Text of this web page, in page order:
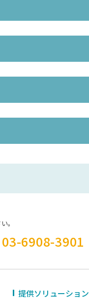
提供ソリューション
。
03-6908-3901